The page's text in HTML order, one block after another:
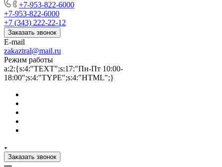
+7-953-822-6000
+7-953-822-6000
+7 (343) 222-22-12
Заказать звонок
E-mail
zakaztral@mail.ru
Режим работы
a:2:{s:4:"TEXT";s:17:"Пн-Пт 10:00-
18:00";s:4:"TYPE";s:4:"HTML";}
Заказать звонок